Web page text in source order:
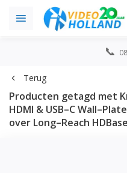
Terug
Producten getagd met
HDMI & USB–C
over Long–Reach